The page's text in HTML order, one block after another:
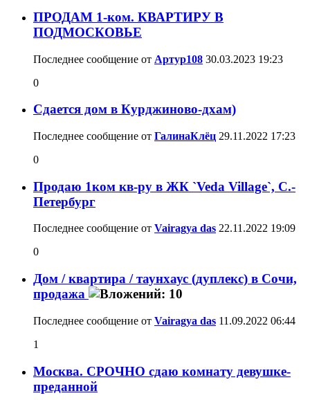
ПРОДАМ 1-ком. КВАРТИРУ В
ПОДМОСКОВЬЕ
Последнее сообщение от Артур108 30.03.2023 19:23
0
Сдается дом в Курджиново-дхам)
Последнее сообщение от ГалинаКлёц 29.11.2022 17:23
0
Продаю 1ком кв-ру в ЖК `Veda Village`, С.-
Петербург
Последнее сообщение от Vairagya das 22.11.2022 19:09
0
Дом / квартира / таунхаус (дуплекс) в Сочи,
продажа
Последнее сообщение от Vairagya das 11.09.2022 06:44
1
Москва. СРОЧНО сдаю комнату девушке-
преданной